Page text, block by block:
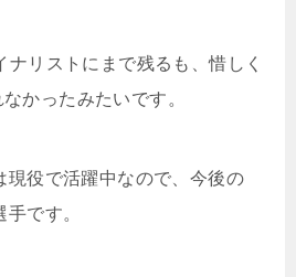
リストにまで残るも、惜しく
かったみたいです。
現役で活躍中なので、今後の
です。